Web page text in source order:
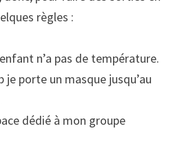
règles :
n’a pas de température.
je porte un masque jusqu’au
dédié à mon groupe